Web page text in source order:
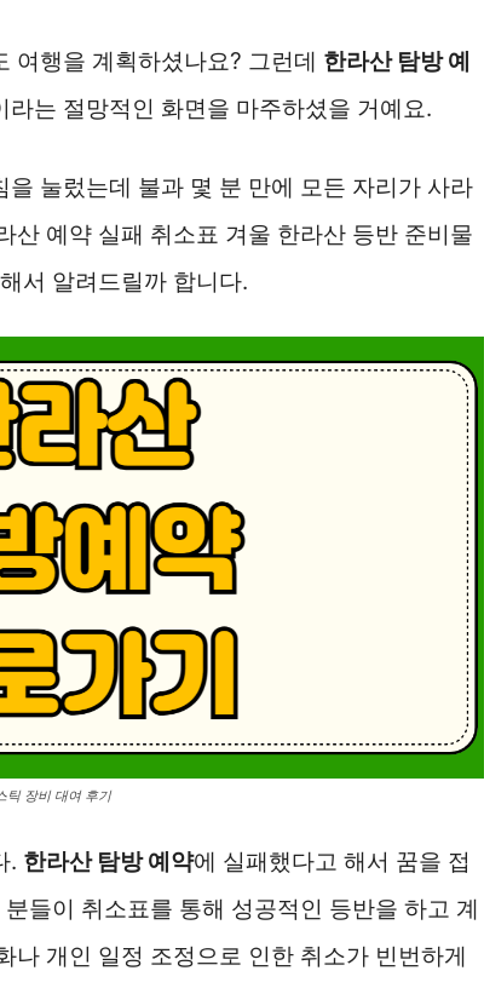
여행을 계획하셨나요? 그런데 한라산 탐방 예
는 절망적인 화면을 마주하셨을 거예요.
눌렀는데 불과 몇 분 만에 모든 자리가 사라
산 예약 실패 취소표 겨울 한라산 등반 준비물
서 알려드릴까 합니다.
틱 장비 대여 후기
. 한라산 탐방 예약에 실패했다고 해서 꿈을 접
들이 취소표를 통해 성공적인 등반을 하고 계
나 개인 일정 조정으로 인한 취소가 빈번하게